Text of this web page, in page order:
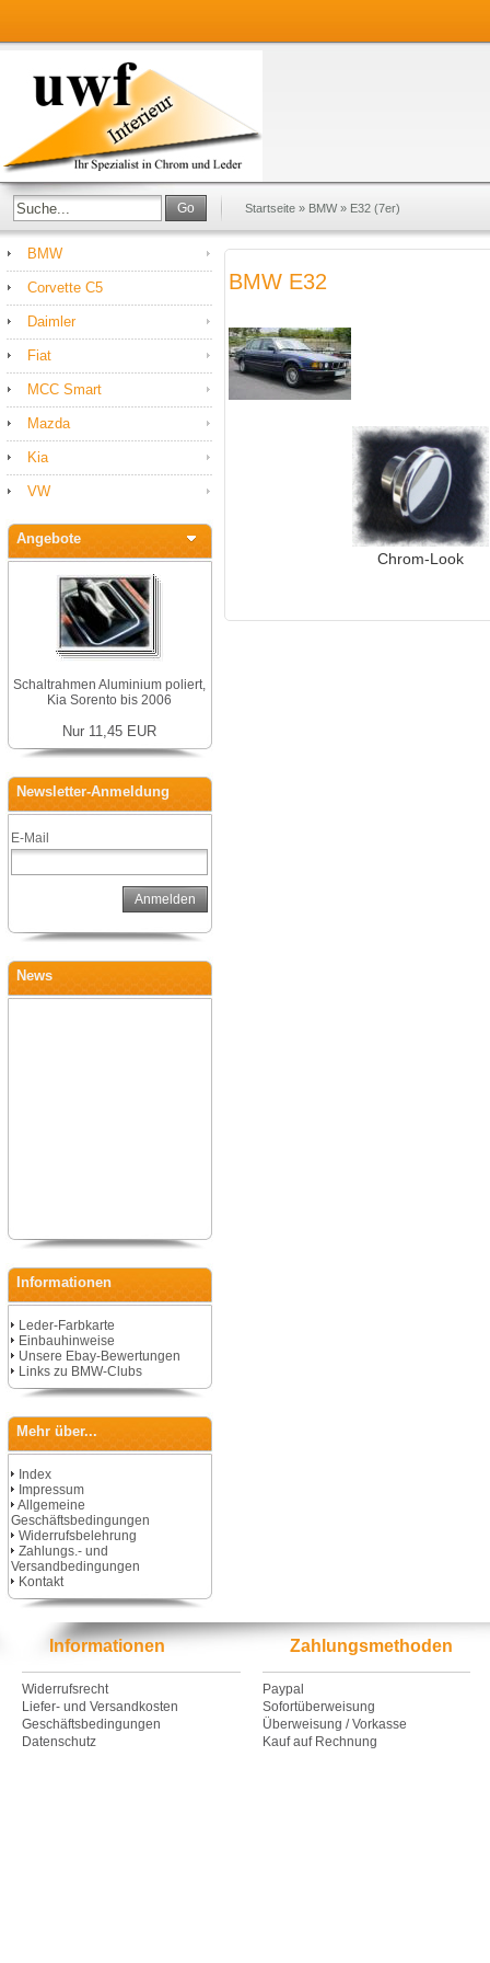
Go Startseite » BMW» E32 (7er)
BMW
Corvette C5
Daimler
Fiat
MCC Smart
Mazda
Kia
VW
Angebote
Schaltrahmen Aluminium poliert,
Kia Sorento bis 2006
Nur 11,45 EUR
Newsletter-Anmeldung
E-Mail
Anmelden
News
Informationen
Leder-Farbkarte
Einbauhinweise
Unsere Ebay-Bewertungen
Links zu BMW-Clubs
Mehr über...
Index
Impressum
Allgemeine
Geschäftsbedingungen
Widerrufsbelehrung
Zahlungs.- und
Versandbedingungen
Kontakt
BMW E32
Chrom-Look
Informationen
Widerrufsrecht
Liefer- und Versandkosten
Geschäftsbedingungen
Datenschutz
Zahlungsmethoden
Paypal
Sofortüberweisung
Überweisung / Vorkasse
Kauf auf Rechnung